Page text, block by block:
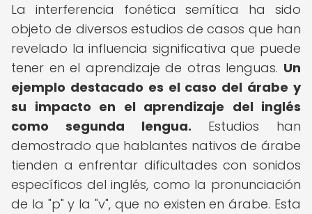
La interferencia fonética semítica ha sido
objeto de diversos estudios de casos que han
revelado la influencia significativa que puede
tener en el aprendizaje de otras lenguas. Un
ejemplo destacado es el caso del árabe y
su impacto en el aprendizaje del inglés
como segunda lengua. Estudios han
demostrado que hablantes nativos de árabe
tienden a enfrentar dificultades con sonidos
específicos del inglés, como la pronunciación
de la "p" y la "v", que no existen en árabe. Esta